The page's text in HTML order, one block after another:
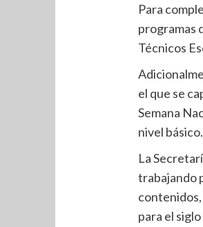
Para
programas
Técnicos
el que se
Semana
nivel básico.
La
trabajando
para el